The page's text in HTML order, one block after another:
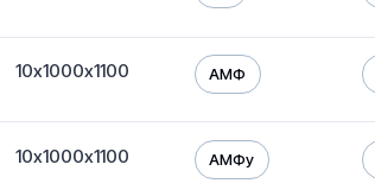
10х1000х1100 АМФ
10х1000х1100 АМФу